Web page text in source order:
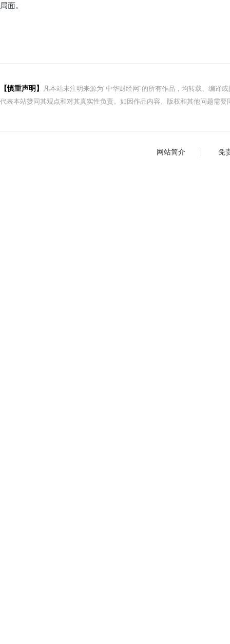
局面。
【慎重声明】
凡本站未注明来源为"中华财经网"的所有作品，均转载、编译
代表本站赞同其观点和对其真实性负责。如因作品内容、版权和其他问题需
网站简介 免